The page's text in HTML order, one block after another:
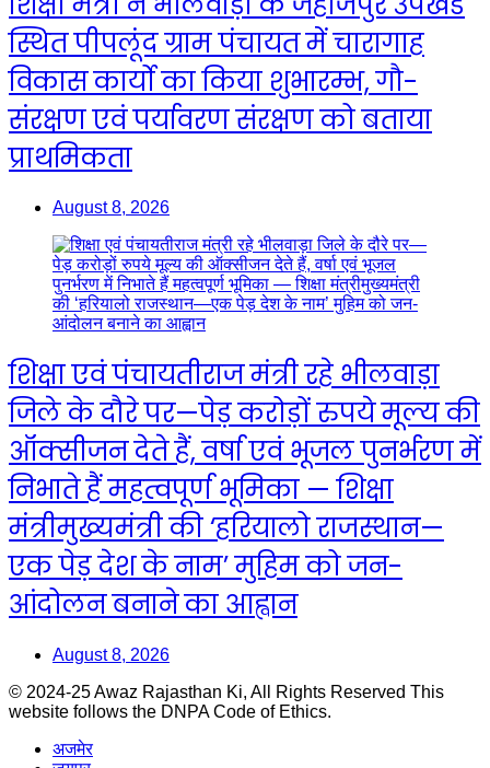
स्थित पीपलूंद ग्राम पंचायत में चारागाह
विकास कार्यो का किया शुभारम्भ, गौ-
संरक्षण एवं पर्यावरण संरक्षण को बताया
प्राथमिकता
August 8, 2026
शिक्षा एवं पंचायतीराज मंत्री रहे भीलवाड़ा
जिले के दौरे पर—पेड़ करोड़ों रुपये मूल्य की
ऑक्सीजन देते हैं, वर्षा एवं भूजल पुनर्भरण में
निभाते हैं महत्वपूर्ण भूमिका — शिक्षा
मंत्रीमुख्यमंत्री की ‘हरियालो राजस्थान—
एक पेड़ देश के नाम’ मुहिम को जन-
आंदोलन बनाने का आह्वान
August 8, 2026
© 2024-25 Awaz Rajasthan Ki, All Rights Reserved This
website follows the DNPA Code of Ethics.
अजमेर